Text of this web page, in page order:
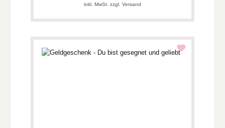
inkl. MwSt. zzgl. Versand